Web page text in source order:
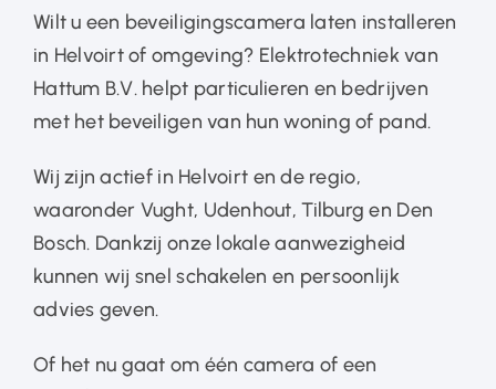
Wilt u een beveiligingscamera laten installeren
in Helvoirt of omgeving? Elektrotechniek van
Hattum B.V. helpt particulieren en bedrijven
met het beveiligen van hun woning of pand.
Wij zijn actief in Helvoirt en de regio,
waaronder Vught, Udenhout, Tilburg en Den
Bosch. Dankzij onze lokale aanwezigheid
kunnen wij snel schakelen en persoonlijk
advies geven.
Of het nu gaat om één camera of een